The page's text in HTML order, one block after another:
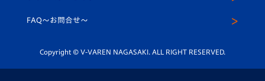
平和祈念活動
ホームタウン活動
スクール
FAQ〜お問合せ〜
Copyright © V-VAREN NAGASAKI. ALL RIGHT RESERVED.